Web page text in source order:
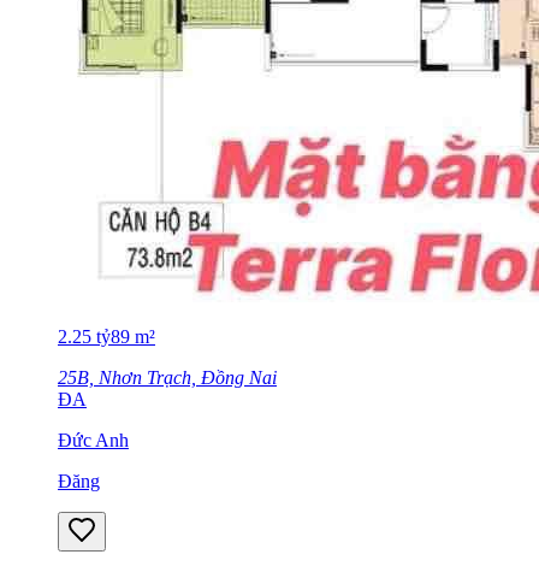
2.25 tỷ89 m²
25B, Nhơn Trạch, Đồng Nai
ĐA
Đức Anh
Đăng